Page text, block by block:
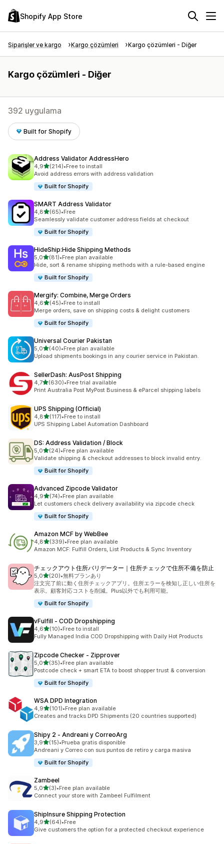
Shopify App Store
Siparişler ve kargo Kargo çözümleri Kargo çözümleri - Diğer
Kargo çözümleri - Diğer
392 uygulama
Built for Shopify
Address Validator AddressHero
4,95 yıldız üzerinden
(214)
toplam 214 değerlendirme
•Free to install
Avoid address errors with address validation
Built for Shopify
SMART Address Validator
4,85 yıldız üzerinden
(65)
toplam 65 değerlendirme
•Free
Seamlessly validate customer address fields at checkout
Built for Shopify
HideShip:Hide Shipping Methods
5,05 yıldız üzerinden
(81)
toplam 81 değerlendirme
•Free plan available
Hide, sort & rename shipping methods with a rule-based engine
Built for Shopify
Mergify: Combine, Merge Orders
4,65 yıldız üzerinden
(45)
toplam 45 değerlendirme
•Free to install
Merge orders, save on shipping costs & delight customers
Built for Shopify
Universal Courier Pakistan
5,05 yıldız üzerinden
(40)
toplam 40 değerlendirme
•Free plan available
Upload shipments bookings in any courier service in Pakistan.
SellerDash: AusPost Shipping
4,75 yıldız üzerinden
(630)
toplam 630 değerlendirme
•Free trial available
Print Australia Post MyPost Business & eParcel shipping labels
UPS Shipping (Official)
4,85 yıldız üzerinden
(117)
toplam 117 değerlendirme
•Free to install
UPS Shipping Label Automation Dashboard
DS: Address Validation / Block
5,05 yıldız üzerinden
(24)
toplam 24 değerlendirme
•Free plan available
Validate shipping & checkout addresses to block invalid entry.
Built for Shopify
Advanced Zipcode Validator
4,95 yıldız üzerinden
(74)
toplam 74 değerlendirme
•Free plan available
Let customers check delivery availability via zipcode check
Built for Shopify
Amazon MCF by WebBee
4,85 yıldız üzerinden
(339)
toplam 339 değerlendirme
•Free plan available
Amazon MCF: Fulfill Orders, List Products & Sync Inventory
チェックアウト住所バリデーター｜住所チェックで住所不備を防止
5,05 yıldız üzerinden
(20)
toplam 20 değerlendirme
•無料プランあり
注文完了前に動く住所チェックアプリ。住所エラーを検知し正しい住所を
表示。顧客対応コストを削減。Plus以外でも利用可能。
Built for Shopify
vFulfill ‑ COD Dropshipping
4,65 yıldız üzerinden
(10)
toplam 10 değerlendirme
•Free to install
Fully Managed India COD Dropshipping with Daily Hot Products
Zipcode Checker ‑ Zipprover
5,05 yıldız üzerinden
(35)
toplam 35 değerlendirme
•Free plan available
Postcode check + smart ETA to boost shopper trust & conversion
Built for Shopify
WSA DPD Integration
4,95 yıldız üzerinden
(101)
toplam 101 değerlendirme
•Free plan available
Creates and tracks DPD Shipments (20 countries supported)
Shipy 2 ‑ Andreani y CorreoArg
3,95 yıldız üzerinden
(15)
toplam 15 değerlendirme
•Prueba gratis disponible
Andreani y Correo con sus puntos de retiro y carga masiva
Built for Shopify
Zambeel
5,05 yıldız üzerinden
(3)
toplam 3 değerlendirme
•Free plan available
Connect your store with Zambeel Fulfilment
ShipInsure Shipping Protection
4,95 yıldız üzerinden
(64)
toplam 64 değerlendirme
•Free
Give customers the option for a protected checkout experience